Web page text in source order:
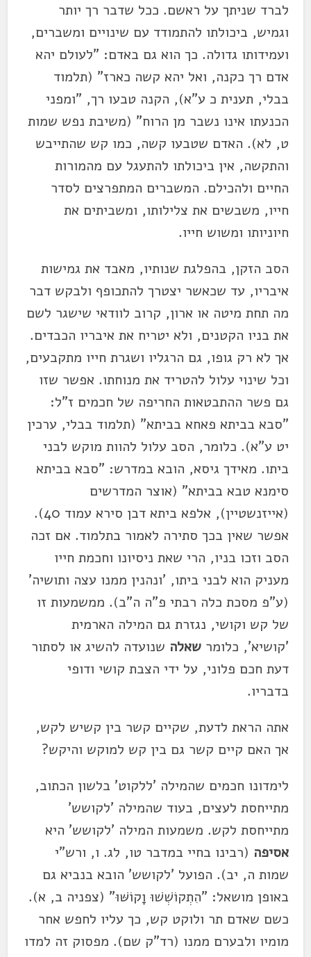
לברד שניתך על ראשם. ככל שדבר רך יותר
וגמיש, ביכולתו להתמודד עם שינויים ומשברים,
ועמידותו גדולה. כך הוא גם באדם: "לעולם יהא
אדם רך כקנה, ואל יהא קשה כארז" (תלמוד
בבלי, תענית כ ע"א), הקנה טבעו רך, "ומפני
הכנעתו אינו נשבר מן הרוח" (משיבת נפש שמות
ט, לא). האדם שטבעו קשה, כמו קש שהתייבש
והתקשה, אין ביכולתו להתעגל עם מהמורות
החיים ולהכילם. המשברים המתפרצים לסדר
חייו, משבשים את צלילותו, ומשביתים את
חיוניותו ומשוש חייו.
הסב הזקן, בהפלגת שנותיו, מאבד את גמישות
איבריו, עד שכאשר יצטרך להתכופף ולבקש דבר
מה תחת מיטה או ארון, קרוב לוודאי שישגר לשם
את בניו הקטנים, ולא יטריח את איבריו הכבדים.
אך לא רק גופו, גם הרגליו ושגרת חייו מתקבעים,
וכל שינוי עלול להטריד את מנוחתו. אפשר שזו
גם פשר ההתבטאות החריפה של חכמים ז"ל:
"סבא בביתא פאחא בביתא" (תלמוד בבלי, ערכין
יט ע"א). כלומר, הסב עלול להוות מוקש לבני
ביתו. מאידך גיסא, הובא במדרש: "סבא בביתא
סימנא טבא בביתא" (אוצר המדרשים
(אייזנשטיין), אלפא ביתא דבן סירא עמוד 40).
אפשר שאין בכך סתירה לאמור בתלמוד. אם זכה
הסב וזכו בניו, הרי שאת ניסיונו וחכמת חייו
מעניק הוא לבני ביתו, 'ונהנין ממנו עצה ותושיה'
(ע"פ מסכת כלה רבתי פ"ה ה"ב). ממשמעות זו
של קש וקושי, נגזרת גם המילה הארמית
'קושיא', כלומרשאלה שנועדה להשיג או לסתור
דעת חכם פלוני, על ידי הצבת קושי ודופי
בדבריו.
אתה הראת לדעת, שקיים קשר בין קשיש לקש,
אך האם קיים קשר גם בין קש למוקש והיקש?
לימדונו חכמים שהמילה 'ללקוט' בלשון הכתוב,
מתייחסת לעצים, בעוד שהמילה 'לקושש'
מתייחסת לקש. משמעות המילה 'לקושש' היא
אסיפה (רבינו בחיי במדבר טו, לג. ו, ורש"י
שמות ה, יב). הפועל 'לקושש' הובא בנביא גם
באופן מושאל: "הִתְקוֹשְׁשׁוּ וָקוֹשּׁוּ" (צפניה ב, א).
כשם שאדם תר ולוקט קש, כך עליו לחפש אחר
מומיו ולבערם ממנו (רד"ק שם). מפסוק זה למדו